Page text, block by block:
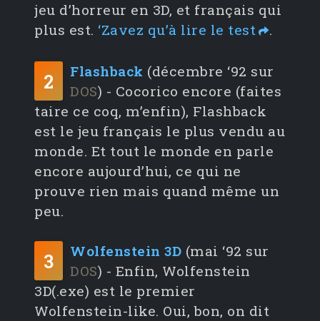
jeu d’horreur en 3D, et français qui
plus est. ‘Zavez qu’à lire le test .
2 Flashback (décembre ‘92 sur
DOS) - Cocorico encore (faites
taire ce coq, m’enfin), Flashback
est le jeu français le plus vendu au
monde. Et tout le monde en parle
encore aujourd’hui, ce qui ne
prouve rien mais quand même un
peu.
3 Wolfenstein 3D (mai ‘92 sur
DOS) - Enfin, Wolfenstein
3D(.exe) est le premier
Wolfenstein-like. Oui, bon, on dit